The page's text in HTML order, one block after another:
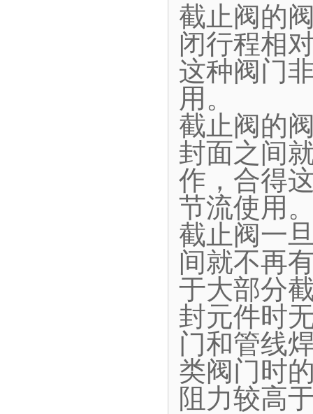
截止阀的
闭行程相
这种阀门
用。
截止阀的
封面之间
作，合得
节流使用
截止阀一
间就不再
于大部分
封元件时
门和管线
类阀门时
阻力较高